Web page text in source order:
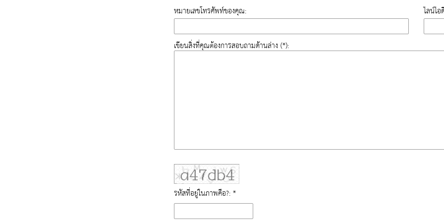
หมายเลขโทรศัพท์ของคุณ: ไลน์ไ
เขียนสิ่งที่คุณต้องการสอบถามด้านล่าง (*):
รหัสที่อยู่ในภาพคือ?: *